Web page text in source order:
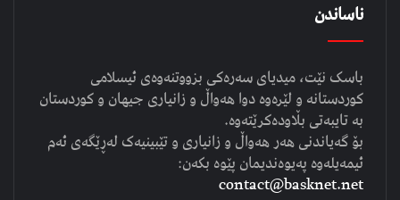
ناساندن
باسک نێت، میدیای سەرەکی بزووتنەوەی ئیسلامی
کوردستانە و لێرەوە دوا هەواڵ و زانیاری جیهان و کوردستان
بە تایبەتی بڵاودەکرێتەوە.
بۆ گەیاندنی هەر هەواڵ و زانیاری و تێبینیەک لەڕێگەی ئەم
ئیمەیلەوە پەیوەندیمان پێوە بکەن:
contact@basknet.net